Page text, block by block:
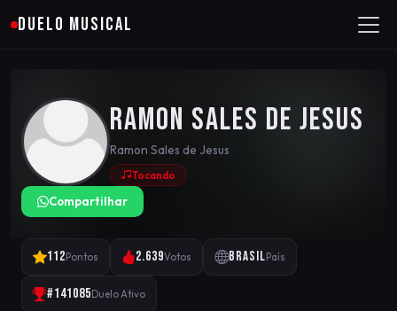
DUELO MUSICAL
Ramon Sales de Jesus
Ramon Sales de Jesus
Tocando
Compartilhar
112 Pontos 2.639Votos Brasil País
#141085 Duelo Ativo